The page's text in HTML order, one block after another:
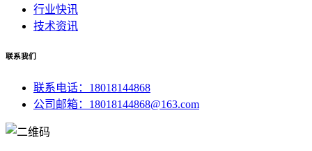
行业快讯
技术资讯
联系我们
联系电话：18018144868
公司邮箱：18018144868@163.com